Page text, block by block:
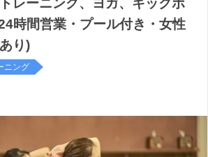
レーニング、ヨガ、キックボ
時間営業・プール付き・女性
り)
ニング